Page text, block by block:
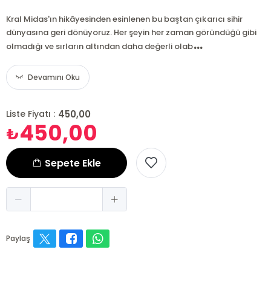
Kral Midas'ın hikâyesinden esinlenen bu baştan çıkarıcı sihir
dünyasına geri dönüyoruz. Her şeyin her zaman göründüğü gibi
olmadığı ve sırların altından daha değerli olab...
Devamını Oku
Liste Fiyatı : 450,00
₺450,00
Sepete Ekle
Paylaş